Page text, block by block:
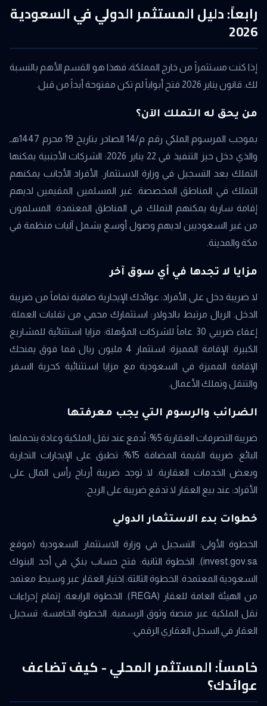
رابعاً: دليل المستثمر الدولي في السعودية
2026
إذا كنت مستثمراً من خارج المملكة، فهذا هو القسم الأهم بالنسبة
لك. قانون يناير 2026 فتح أبواباً لم تكن مفتوحة أبداً من قبل.
من يحق له التملك الآن؟
بموجب المرسوم الملكي رقم م/14 الصادر بتاريخ 19 محرم 1447هـ
والذي دخل حيز التنفيذ في 22 يناير 2026: الشركات الأجنبية يمكنها
التملك بعد التسجيل في وزارة الاستثمار. الأفراد الأجانب يمكنهم
التملك في المناطق المخصصة. غير المسلمين المقيمين لديهم
إقامة سارية يمكنهم التملك في المناطق المعتمدة. المسلمون
من غير السعوديين لديهم وصول أوسع يشمل آليات منظمة في
مكة والمدينة.
مزايا لا تجدها في أي سوق آخر
لا ضريبة دخل على الأفراد: عوائدك الإيجارية صافية تماماً من ضريبة
الدخل. الريال مرتبط بالدولار: استثمارك محمي من تقلبات العملة.
إعفاء ضريبي 30 عاماً للشركات المؤهلة: مزايا استثنائية للمشاريع
الكبيرة. الإقامة المميزة: استثمار 4 مليون ريال فما فوق يمنحك
الإقامة المميزة في السعودية مع مزايا استثنائية كحرية السفر
والتنقل وتملك الأعمال.
الضرائب والرسوم التي يجب معرفتها
ضريبة التصرفات العقارية 5%: تُدفع عند نقل الملكية وعادة يتحملها
البائع. ضريبة القيمة المضافة 15%: تطبق على الإيجارات التجارية
وبعض الخدمات العقارية. لا توجد ضريبة أرباح رأس المال على
الأفراد: عند بيع العقار لا تدفع ضريبة على الربح.
خطوات بدء الاستثمار الدولي
الخطوة الأولى: التسجيل في وزارة الاستثمار السعودية (موقع
invest.gov.sa). الخطوة الثانية: فتح حساب بنكي في أحد البنوك
السعودية المعتمدة. الخطوة الثالثة: اختيار العقار عبر وسيط معتمد
من الهيئة العامة للعقار (REGA). الخطوة الرابعة: إتمام إجراءات
نقل الملكية عبر منصة وثوق الرسمية. الخطوة الخامسة: تسجيل
العقار في السجل العقاري الرقمي.
خامساً: المستثمر المحلي - كيف تضاعف
عوائدك؟